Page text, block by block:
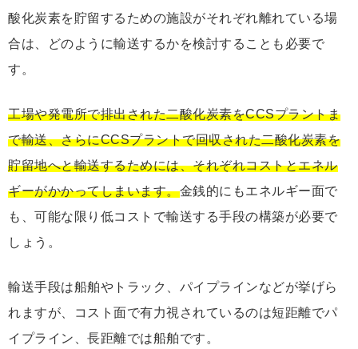
酸化炭素を貯留するための施設がそれぞれ離れている場
合は、どのように輸送するかを検討することも必要で
す。
工場や発電所で排出された二酸化炭素をCCSプラントま
で輸送、さらにCCSプラントで回収された二酸化炭素を
貯留地へと輸送するためには、それぞれコストとエネル
ギーがかかってしまいます。金銭的にもエネルギー面で
も、可能な限り低コストで輸送する手段の構築が必要で
しょう。
輸送手段は船舶やトラック、パイプラインなどが挙げら
れますが、コスト面で有力視されているのは短距離でパ
イプライン、長距離では船舶です。